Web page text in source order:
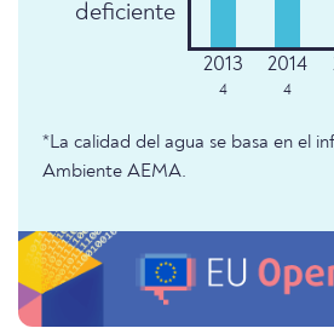
deficiente
4 4
*La calidad del agua se basa en el
Ambiente AEMA.